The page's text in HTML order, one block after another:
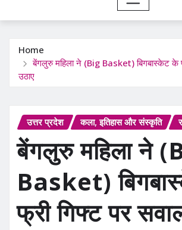
Home
बेंगलुरु महिला ने (Big Basket) बिगबास्केट के
उठाए
उत्तर प्रदेश कला, इतिहास और संस्कृति
बेंगलुरु महिला ने
Basket)
फ्री गिफ्ट पर